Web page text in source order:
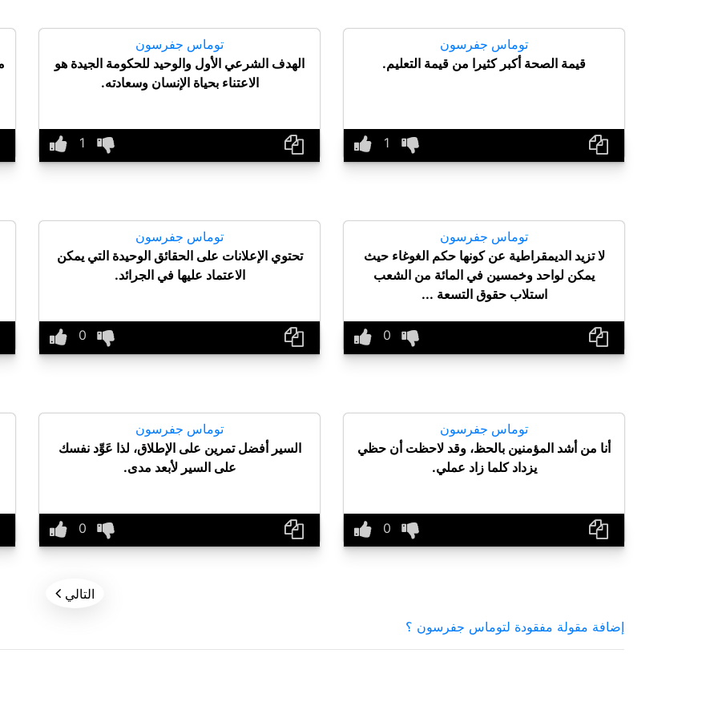
توماس جفرسون
قيمة الصحة أكبر كثيرا من قيمة التعليم.
توماس جفرسون
الهدف الشرعي الأول والوحيد للحكومة الجيدة هو
الاعتناء بحياة الإنسان وسعادته.
توماس جفرسون
لا تزيد الديمقراطية عن كونها حكم الغوغاء حيث
يمكن لواحد وخمسين في المائة من الشعب
استلاب حقوق التسعة ...
توماس جفرسون
تحتوي الإعلانات على الحقائق الوحيدة التي يمكن
الاعتماد عليها في الجرائد.
توماس جفرسون
أنا من أشد المؤمنين بالحظ، وقد لاحظت أن حظي
يزداد كلما زاد عملي.
توماس جفرسون
السير أفضل تمرين على الإطلاق، لذا عَوِّد نفسك
على السير لأبعد مدى.
التالي
إضافة مقولة مفقودة لتوماس جفرسون ؟